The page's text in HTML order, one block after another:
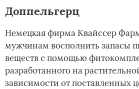
Доппельгерц
Немецкая фирма Квайссер
мужчинам восполнить запасы
веществ с помощью
разработанного на
зависимости от поставленных